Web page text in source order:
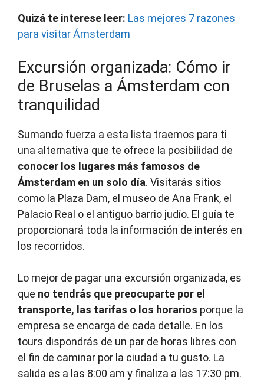
Quizá te interese leer: Las mejores 7 razones
para visitar Ámsterdam
Excursión organizada: Cómo ir
de Bruselas a Ámsterdam con
tranquilidad
Sumando fuerza a esta lista traemos para ti
una alternativa que te ofrece la posibilidad de
conocer los lugares más famosos de
Ámsterdam en un solo día. Visitarás sitios
como la Plaza Dam, el museo de Ana Frank, el
Palacio Real o el antiguo barrio judío. El guía te
proporcionará toda la información de interés en
los recorridos.
Lo mejor de pagar una excursión organizada, es
que no tendrás que preocuparte por el
transporte, las tarifas o los horarios porque la
empresa se encarga de cada detalle. En los
tours dispondrás de un par de horas libres con
el fin de caminar por la ciudad a tu gusto. La
salida es a las 8:00 am y finaliza a las 17:30 pm.